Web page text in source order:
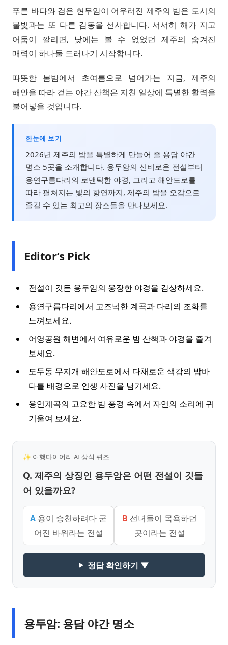
푸른 바다와 검은 현무암이 어우러진 제주의 밤은 도시의
불빛과는 또 다른 감동을 선사합니다. 서서히 해가 지고
어둠이 깔리면, 낮에는 볼 수 없었던 제주의 숨겨진
매력이 하나둘 드러나기 시작합니다.
따뜻한 봄밤에서 초여름으로 넘어가는 지금, 제주의
해안을 따라 걷는 야간 산책은 지친 일상에 특별한 활력을
불어넣을 것입니다.
한눈에 보기
2026년 제주의 밤을 특별하게 만들어 줄 용담 야간
명소 5곳을 소개합니다. 용두암의 신비로운 전설부터
용연구름다리의 로맨틱한 야경, 그리고 해안도로를
따라 펼쳐지는 빛의 향연까지, 제주의 밤을 오감으로
즐길 수 있는 최고의 장소들을 만나보세요.
Editor’s Pick
전설이 깃든 용두암의 웅장한 야경을 감상하세요.
용연구름다리에서 고즈넉한 계곡과 다리의 조화를
느껴보세요.
어영공원 해변에서 여유로운 밤 산책과 야경을 즐겨
보세요.
도두동 무지개 해안도로에서 다채로운 색감의 밤바
다를 배경으로 인생 사진을 남기세요.
용연계곡의 고요한 밤 풍경 속에서 자연의 소리에 귀
기울여 보세요.
✨ 여행다이어리 AI 상식 퀴즈
Q. 제주의 상징인 용두암은 어떤 전설이 깃들
어 있을까요?
A 용이 승천하려다 굳
어진 바위라는 전설
B 선녀들이 목욕하던
곳이라는 전설
정답 확인하기 ▼
용두암: 용담 야간 명소